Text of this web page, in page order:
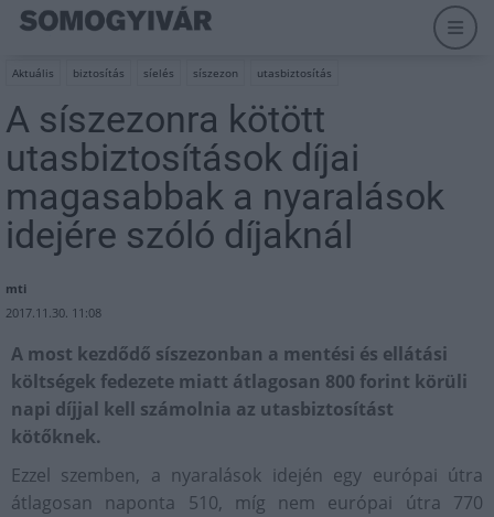
Aktuális biztosítás síelés síszezon utasbiztosítás
A síszezonra kötött
utasbiztosítások díjai
magasabbak a nyaralások
idejére szóló díjaknál
mti
2017.11.30. 11:08
A most kezdődő síszezonban a mentési és ellátási
költségek fedezete miatt átlagosan 800 forint körüli
napi díjjal kell számolnia az utasbiztosítást
kötőknek.
Ezzel szemben, a nyaralások idején egy európai útra
átlagosan naponta 510, míg nem európai útra 770